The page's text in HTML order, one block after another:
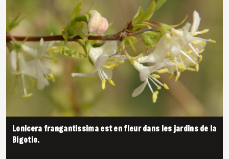
Lonicera frangantissima est en fleur dans les jardins de la
Bigotie.